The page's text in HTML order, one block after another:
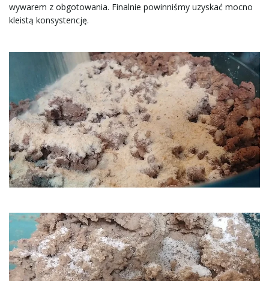
wywarem z obgotowania. Finalnie powinniśmy uzyskać mocno
kleistą konsystencję.